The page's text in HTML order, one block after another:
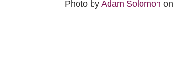
Photo byAdam Solomon on